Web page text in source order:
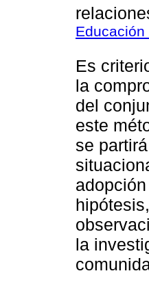
Educación
Es
la
del
este
se
la